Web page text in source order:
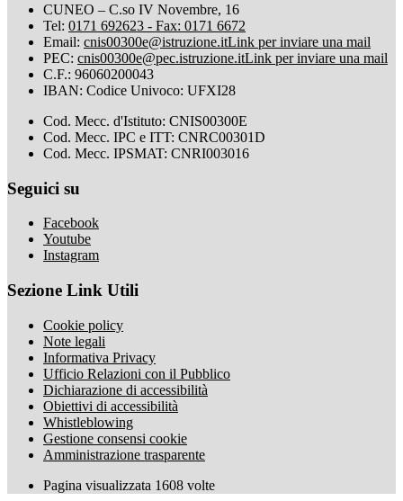
CUNEO – C.so IV Novembre, 16
Tel: 0171 692623 - Fax: 0171 6672
Email: cnis00300e@istruzione.itLink per inviare una mail
PEC: cnis00300e@pec.istruzione.itLink per inviare una mail
C.F.: 96060200043
IBAN: Codice Univoco: UFXI28
Cod. Mecc. d'Istituto: CNIS00300E
Cod. Mecc. IPC e ITT: CNRC00301D
Cod. Mecc. IPSMAT: CNRI003016
Seguici su
Facebook
Youtube
Instagram
Sezione Link Utili
Cookie policy
Note legali
Informativa Privacy
Ufficio Relazioni con il Pubblico
Dichiarazione di accessibilità
Obiettivi di accessibilità
Whistleblowing
Gestione consensi cookie
Amministrazione trasparente
Pagina visualizzata 1608 volte